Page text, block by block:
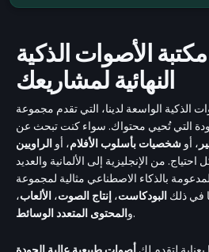
الأصوات الذكية
النهائية لمشاريعك
الذكية الواسعة لدينا، التي تقدم مجموعة
التي تُحيي محتواك. سواء كنت تبحث عن
، أو شخصيات بأسلوب الأفلام، أو الراويين
من الإنجليزية إلى الألمانية والعديد
بالذكاء الاصطناعي مثالية لمجموعة
في ذلك البودكاست، إنتاج الصوت، الألعاب،
والمحتوى المتعدد الوسائط .